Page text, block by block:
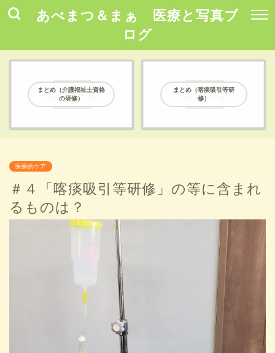
あべまつ＆まぁ 医療と写真ブ
ログ
まとめ（介護福祉士資格
の研修）
まとめ（喀痰吸引等研
修）
医療的ケア
＃４「喀痰吸引等研修」の等に含まれ
るものは？